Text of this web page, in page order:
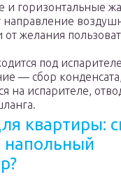
и горизонтальные
направление
от желания
под
— сбор конденсата,
на испарителе,
квартиры:
напольный